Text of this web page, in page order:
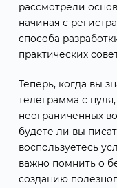
рассмотрели
начиная с
способа
практических
Теперь, когда вы
телеграмма с
неограниченных
будете ли вы
воспользуетесь
важно помнить о
созданию